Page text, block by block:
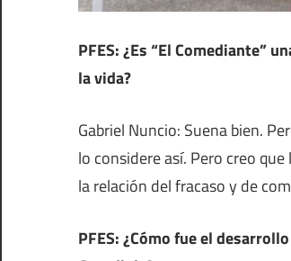
PFES: ¿Es “El Comediante”
la vida?
Gabriel Nuncio: Suena bien.
lo considere así. Pero creo
la relación del fracaso y de
PFES: ¿Cómo fue el